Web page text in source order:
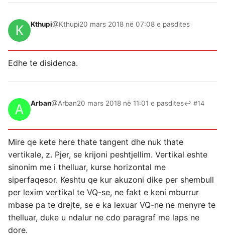
Kthupi@Kthupi20 mars 2018 në 07:08 e pasdites
Edhe te disidenca.
Arban@Arban20 mars 2018 në 11:01 e pasdites↩ #14
Mire qe kete here thate tangent dhe nuk thate
vertikale, z. Pjer, se krijoni peshtjellim. Vertikal eshte
sinonim me i thelluar, kurse horizontal me
siperfaqesor. Keshtu qe kur akuzoni dike per shembull
per lexim vertikal te VQ-se, ne fakt e keni mburrur
mbase pa te drejte, se e ka lexuar VQ-ne ne menyre te
thelluar, duke u ndalur ne cdo paragraf me laps ne
dore.